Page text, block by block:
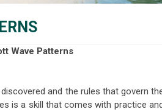
Wave Patterns
and the rules that govern
is a skill that comes with practice